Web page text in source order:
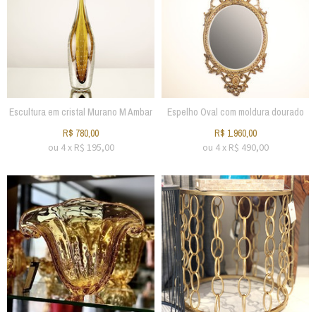
Escultura em cristal Murano M Ambar
R$ 780,00
ou 4x R$ 195,00
Espelho Oval com moldura dourado
R$ 1.960,00
ou 4x R$ 490,00